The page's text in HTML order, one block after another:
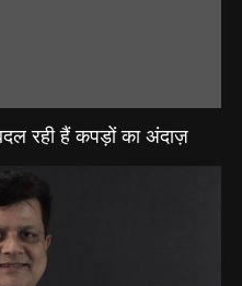
रही हैं कपड़ों का अंदाज़